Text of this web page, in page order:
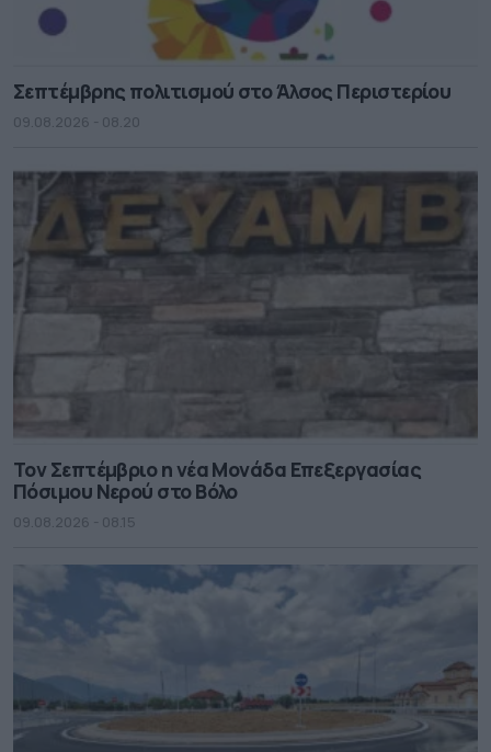
Σεπτέμβρης πολιτισμού στο Άλσος Περιστερίου
09.08.2026 - 08.20
Τον Σεπτέμβριο η νέα Μονάδα Επεξεργασίας
Πόσιμου Νερού στο Βόλο
09.08.2026 - 08.15